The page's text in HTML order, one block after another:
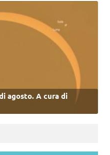
agosto. A cura di